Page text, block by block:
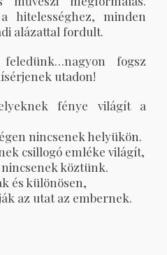
hitelességhez, minden
alázattal fordult.
fogsz
utadon!
fénye világít a
nincsenek helyükön.
csillogó emléke világít,
köztünk.
és különösen,
az utat az embernek.